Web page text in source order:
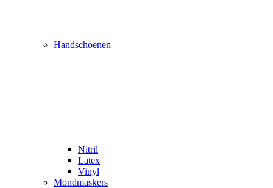
Handschoenen
Nitril
Latex
Vinyl
Mondmaskers